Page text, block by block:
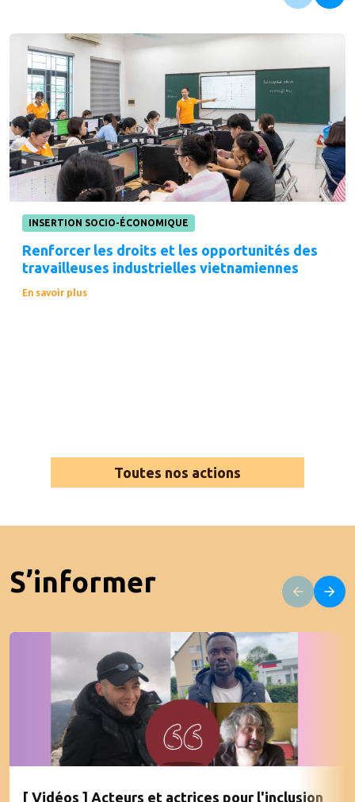
INSERTION SOCIO-ÉCONOMIQUE
Renforcer les droits et les opportunités des
travailleuses industrielles vietnamiennes
En savoir plus
Toutes nos actions
S’informer
[ Vidéos ] Acteurs et actrices pour l'inclusion